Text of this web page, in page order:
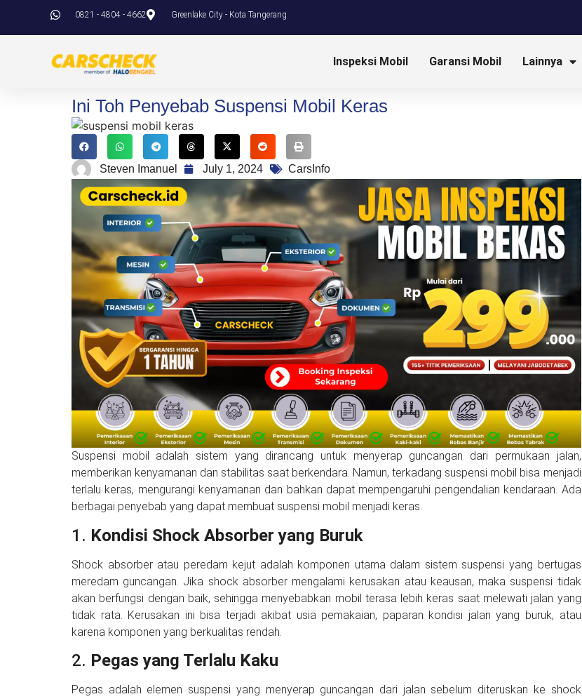
0821 - 4804 - 4662 Greenlake City - Kota Tangerang
Inspeksi Mobil Garansi Mobil Lainnya
Ini Toh Penyebab Suspensi Mobil Keras
Steven Imanuel July 1, 2024 CarsInfo
Suspensi mobil adalah sistem yang dirancang untuk menyerap guncangan dari permukaan jalan,
memberikan kenyamanan dan stabilitas saat berkendara. Namun, terkadang suspensi mobil bisa menjadi
terlalu keras, mengurangi kenyamanan dan bahkan dapat mempengaruhi pengendalian kendaraan. Ada
berbagai penyebab yang dapat membuat suspensi mobil menjadi keras.
1. Kondisi Shock Absorber yang Buruk
Shock absorber atau peredam kejut adalah komponen utama dalam sistem suspensi yang bertugas
meredam guncangan. Jika shock absorber mengalami kerusakan atau keausan, maka suspensi tidak
akan berfungsi dengan baik, sehingga menyebabkan mobil terasa lebih keras saat melewati jalan yang
tidak rata. Kerusakan ini bisa terjadi akibat usia pemakaian, paparan kondisi jalan yang buruk, atau
karena komponen yang berkualitas rendah.
2. Pegas yang Terlalu Kaku
Pegas adalah elemen suspensi yang menyerap guncangan dari jalan sebelum diteruskan ke shock